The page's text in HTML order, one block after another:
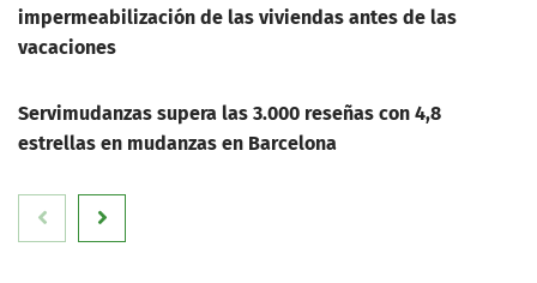
impermeabilización de las viviendas antes de las
vacaciones
Servimudanzas supera las 3.000 reseñas con 4,8
estrellas en mudanzas en Barcelona